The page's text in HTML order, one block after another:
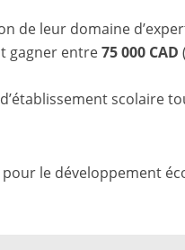
de leur domaine
gagner entre75 000 CAD
scolaire
le développement